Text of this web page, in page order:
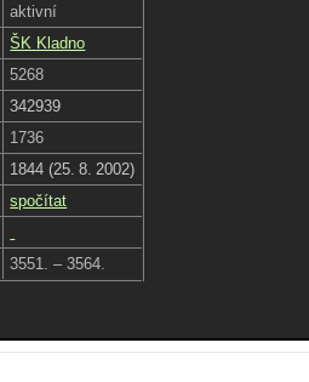
aktivní
ŠK Kladno
5268
342939
1736
1844 (25. 8. 2002)
spočítat
3551. – 3564.